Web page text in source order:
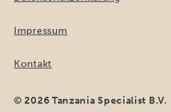
Impressum
Kontakt
© 2026 Tanzania Specialist B.V.